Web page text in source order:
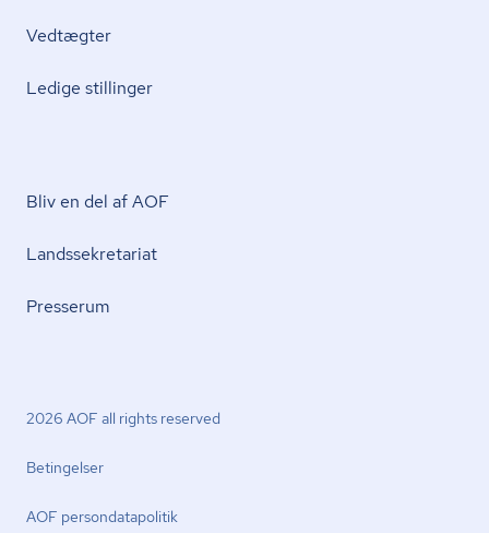
Vedtægter
Ledige stillinger
Bliv en del af AOF
Lands­se­kre­ta­ri­at
Presserum
2026 AOF all rights reserved
Betingelser
AOF per­son­da­ta­po­li­tik